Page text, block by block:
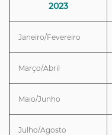
2023
Janeiro/Fevereiro
Março/Abril
Maio/Junho
Julho/Agosto